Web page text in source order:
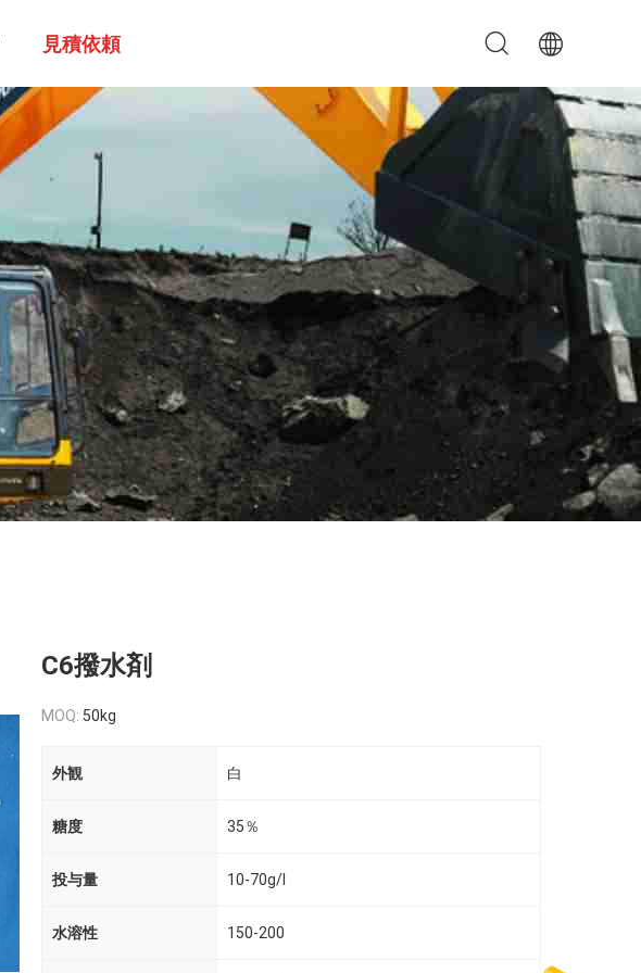
見積依頼
C6撥水剤
MOQ: 50kg
外観 白
糖度 35％
投与量 10-70g/l
水溶性 150-200